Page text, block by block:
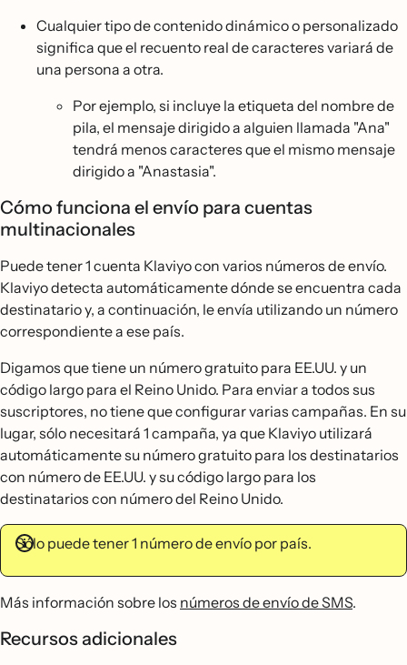
Cualquier tipo de contenido dinámico o personalizado
significa que el recuento real de caracteres variará de
una persona a otra.
Por ejemplo, si incluye la etiqueta del nombre de
pila, el mensaje dirigido a alguien llamada "Ana"
tendrá menos caracteres que el mismo mensaje
dirigido a "Anastasia".
Cómo funciona el envío para cuentas
multinacionales
Puede tener 1 cuenta Klaviyo con varios números de envío.
Klaviyo detecta automáticamente dónde se encuentra cada
destinatario y, a continuación, le envía utilizando un número
correspondiente a ese país.
Digamos que tiene un número gratuito para EE.UU. y un
código largo para el Reino Unido. Para enviar a todos sus
suscriptores, no tiene que configurar varias campañas. En su
lugar, sólo necesitará 1 campaña, ya que Klaviyo utilizará
automáticamente su número gratuito para los destinatarios
con número de EE.UU. y su código largo para los
destinatarios con número del Reino Unido.
Sólo puede tener 1 número de envío por país.
Más información sobre los números de envío de SMS.
Recursos adicionales